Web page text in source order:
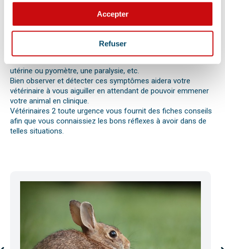
Accepter
Refuser
Différentes causes peuvent être à l’origine d’une urgence pour
votre compagnon. Il peut s’agir en effet d’un épillet, d’une
réaction allergique avec œdème de Quincke, d’une intoxication
utérine ou pyomètre, une paralysie, etc.
Bien observer et détecter ces symptômes aidera votre
vétérinaire à vous aiguiller en attendant de pouvoir emmener
votre animal en clinique.
Vétérinaires 2 toute urgence vous fournit des fiches conseils
afin que vous connaissiez les bons réflexes à avoir dans de
telles situations.